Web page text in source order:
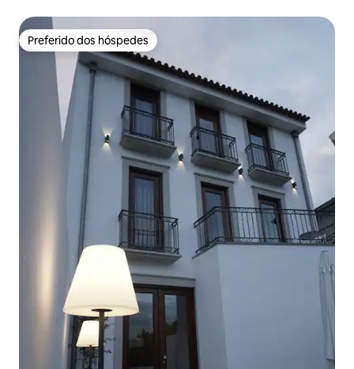
Preferido dos hóspedes
Preferido dos hóspedes